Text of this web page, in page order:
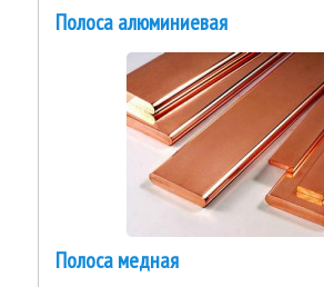
Полоса алюминиевая
Полоса медная